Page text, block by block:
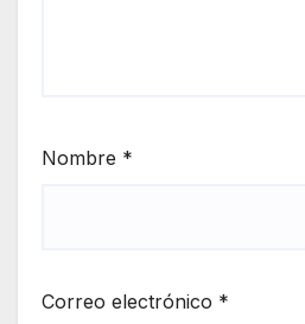
Nombre *
Correo electrónico *